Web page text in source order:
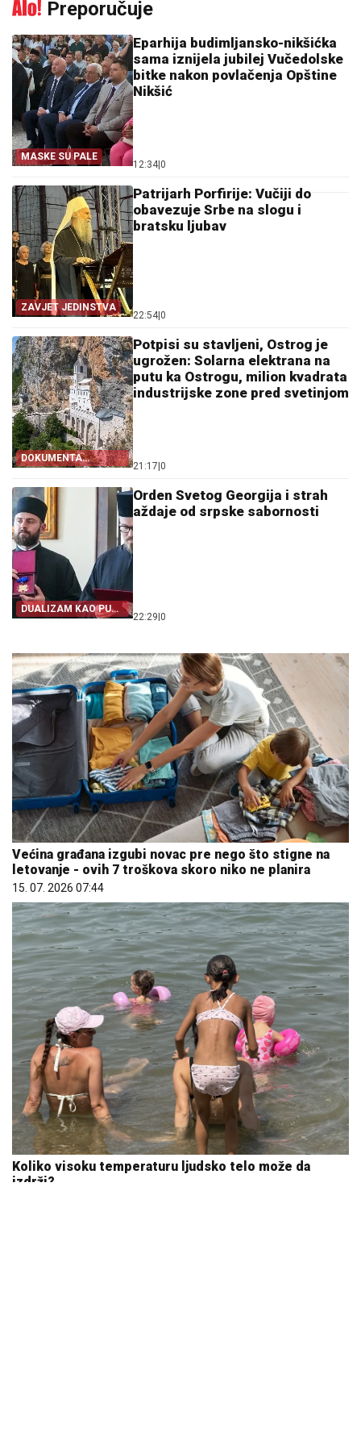
Preporučuje
MASKE SU PALE
Eparhija budimljansko-nikšićka
sama iznijela jubilej Vučedolske
bitke nakon povlačenja Opštine
Nikšić
12:34|0
ZAVJET JEDINSTVA
Patrijarh Porfirije: Vučiji do
obavezuje Srbe na slogu i
bratsku ljubav
22:54|0
DOKUMENTA
OTKRIVAJU
Potpisi su stavljeni, Ostrog je
ugrožen: Solarna elektrana na
putu ka Ostrogu, milion kvadrata
industrijske zone pred svetinjom
21:17|0
DUALIZAM KAO PUT
IZ SRPSTVA
Orden Svetog Georgija i strah
aždaje od srpske sabornosti
22:29|0
Većina građana izgubi novac pre nego što stigne na
letovanje - ovih 7 troškova skoro niko ne planira
15. 07. 2026 07:44
Koliko visoku temperaturu ljudsko telo može da
izdrži?